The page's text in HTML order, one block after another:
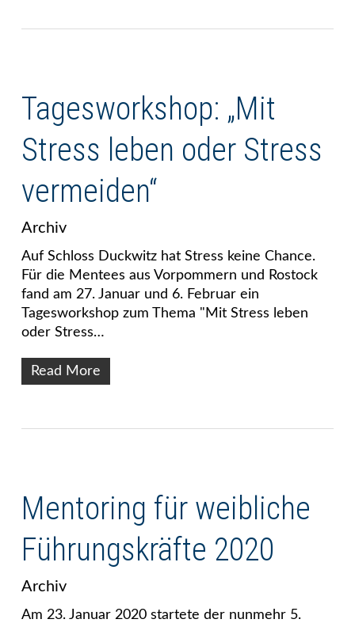
Tagesworkshop: „Mit
Stress leben oder Stress
vermeiden“
Archiv
Auf Schloss Duckwitz hat Stress keine Chance.
Für die Mentees aus Vorpommern und Rostock
fand am 27. Januar und 6. Februar ein
Tagesworkshop zum Thema "Mit Stress leben
oder Stress…
Read More
Mentoring für weibliche
Führungskräfte 2020
Archiv
Am 23. Januar 2020 startete der nunmehr 5.